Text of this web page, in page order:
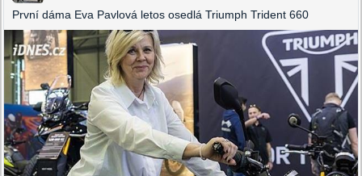
První dáma Eva Pavlová letos osedlá Triumph Trident 660